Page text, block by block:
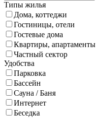
Типы жилья
Дома, коттеджи
Гостиницы, отели
Гостевые дома
Квартиры, апартаменты
Частный сектор
Удобства
Парковка
Бассейн
Сауна / Баня
Интернет
Беседка